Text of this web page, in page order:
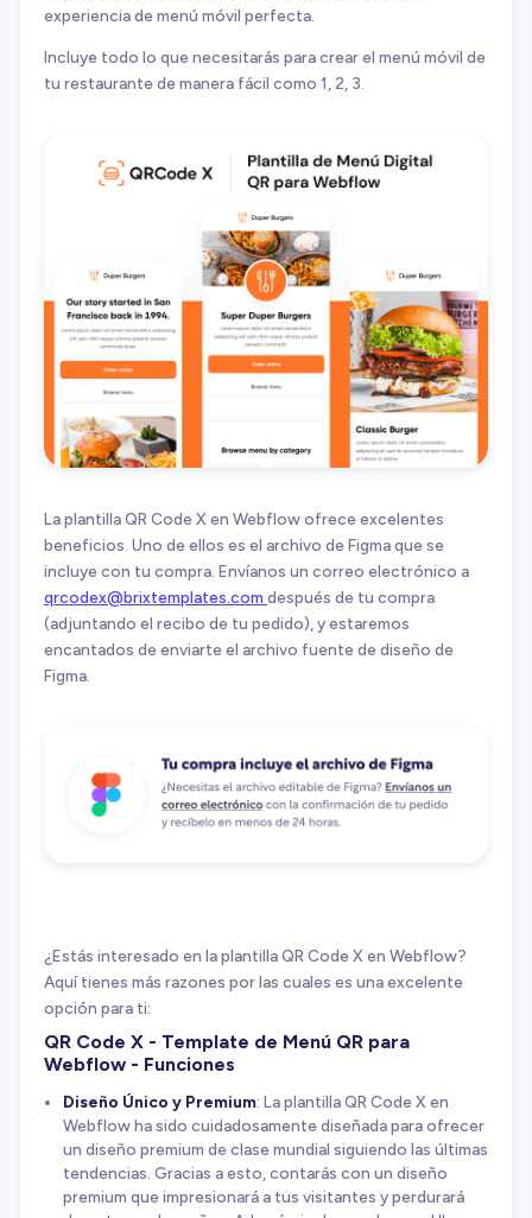
experiencia de menú móvil perfecta.
Incluye todo lo que necesitarás para crear el menú móvil de
tu restaurante de manera fácil como 1, 2, 3.
La plantilla QR Code X en Webflow ofrece excelentes
beneficios. Uno de ellos es el archivo de Figma que se
incluye con tu compra. Envíanos un correo electrónico a
qrcodex@brixtemplates.com después de tu compra
(adjuntando el recibo de tu pedido), y estaremos
encantados de enviarte el archivo fuente de diseño de
Figma.
¿Estás interesado en la plantilla QR Code X en Webflow?
Aquí tienes más razones por las cuales es una excelente
opción para ti:
QR Code X - Template de Menú QR para
Webflow - Funciones
Diseño Único y Premium: La plantilla QR Code X en
Webflow ha sido cuidadosamente diseñada para ofrecer
un diseño premium de clase mundial siguiendo las últimas
tendencias. Gracias a esto, contarás con un diseño
premium que impresionará a tus visitantes y perdurará